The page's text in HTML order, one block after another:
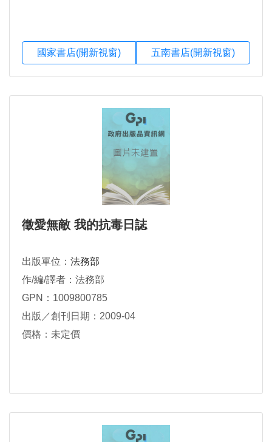
國家書店(開新視窗) 五南書店(開新視窗)
徵愛無敵 我的抗毒日誌
出版單位： 法務部
作/編/譯者：法務部
GPN：1009800785
出版／創刊日期：2009-04
價格：未定價